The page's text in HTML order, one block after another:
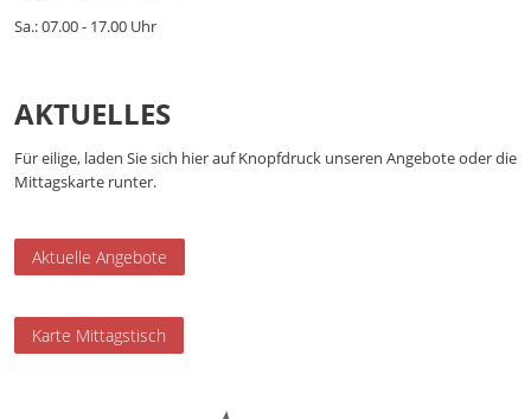
Sa.: 07.00 - 17.00 Uhr
AKTUELLES
Für eilige, laden Sie sich hier auf Knopfdruck unseren Angebote oder die
Mittagskarte runter.
Aktuelle Angebote
Karte Mittagstisch